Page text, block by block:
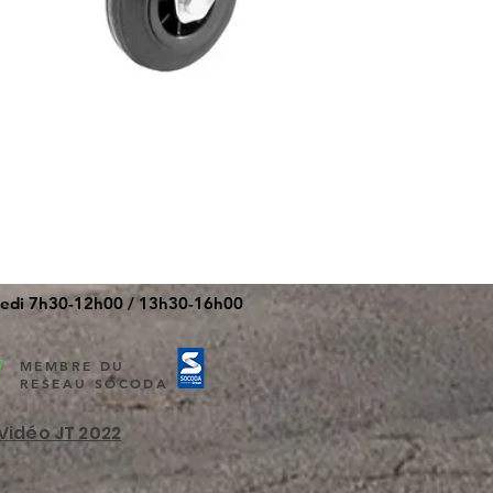
7h30-12h00 / 13h30-16h00
MEMBRE DU
RESEAU SOCODA
JT 2022